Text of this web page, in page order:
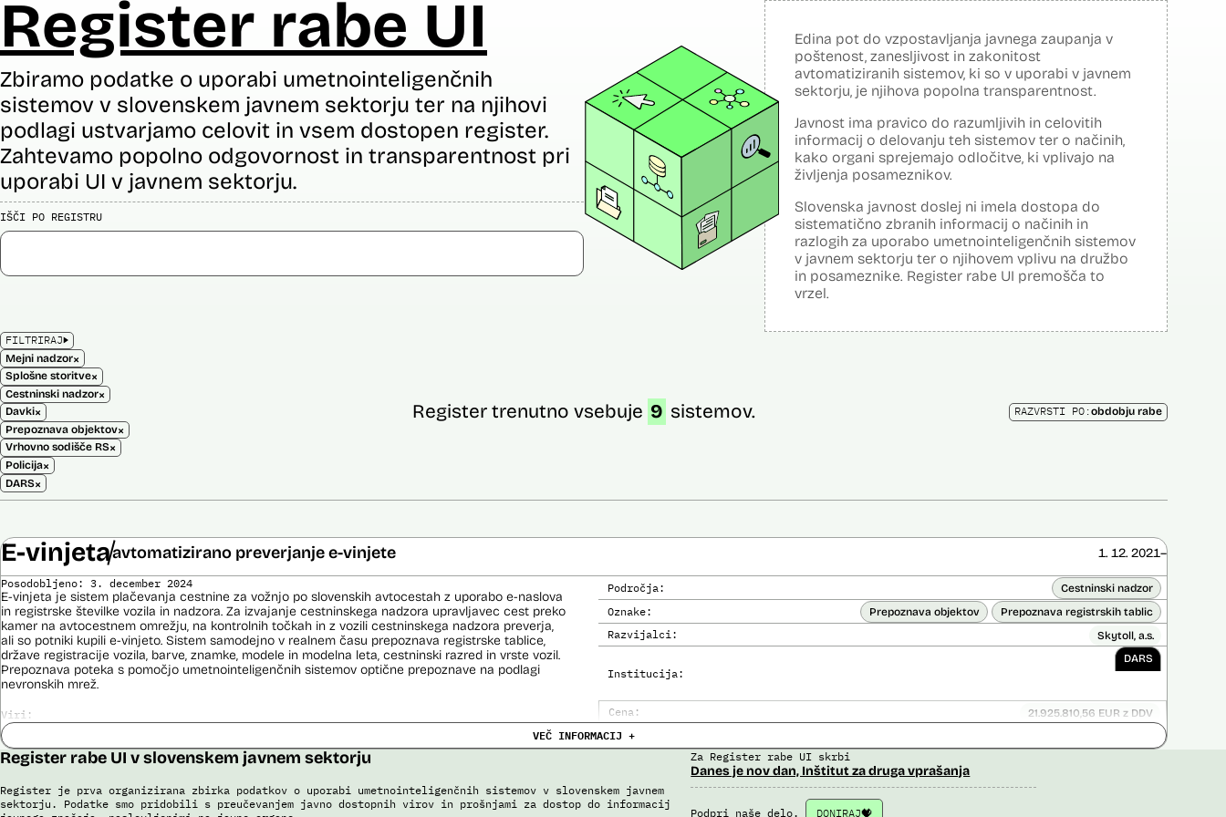
Register rabe UI
Zbiramo podatke o uporabi umetnointeligenčnih
sistemov v slovenskem javnem sektorju ter na njihovi
podlagi ustvarjamo celovit in vsem dostopen register.
Zahtevamo popolno odgovornost in transparentnost pri
uporabi UI v javnem sektorju.
IŠČI PO REGISTRU
Edina pot do vzpostavljanja javnega zaupanja v
poštenost, zanesljivost in zakonitost
avtomatiziranih sistemov, ki so v uporabi v javnem
sektorju, je njihova popolna transparentnost.
Javnost ima pravico do razumljivih in celovitih
informacij o delovanju teh sistemov ter o načinih,
kako organi sprejemajo odločitve, ki vplivajo na
življenja posameznikov.
Slovenska javnost doslej ni imela dostopa do
sistematično zbranih informacij o načinih in
razlogih za uporabo umetnointeligenčnih sistemov
v javnem sektorju ter o njihovem vplivu na družbo
in posameznike. Register rabe UI premošča to
vrzel.
FILTRIRAJ
Mejni nadzor×
Splošne storitve×
Cestninski nadzor×
Davki×
Prepoznava objektov×
Vrhovno sodišče RS×
Policija×
DARS×
Register trenutno vsebuje 9 sistemov. RAZVRSTI PO:obdobju rabe
E-vinjetaavtomatizirano preverjanje e-vinjete 1. 12. 2021–
Področja: Cestninski nadzor
Oznake: Prepoznava objektov Prepoznava registrskih tablic
Razvijalci: Skytoll, a.s.
Institucija:
DARS
Cena: 21.925.810,56 EUR z DDV
Analiza učinka na človekove pravice opravljena:
Analiza učinka na osebne podatke opravljena:
Posodobljeno: 3. december 2024
E-vinjeta je sistem plačevanja cestnine za vožnjo po slovenskih avtocestah z uporabo e-naslova
in registrske številke vozila in nadzora. Za izvajanje cestninskega nadzora upravljavec cest preko
kamer na avtocestnem omrežju, na kontrolnih točkah in z vozili cestninskega nadzora preverja,
ali so potniki kupili e-vinjeto. Sistem samodejno v realnem času prepoznava registrske tablice,
države registracije vozila, barve, znamke, modele in modelna leta, cestninski razred in vrste vozil.
Prepoznava poteka s pomočjo umetnointeligenčnih sistemov optične prepoznave na podlagi
nevronskih mrež.
Viri:
Odgovor na zahtevek za informacije javnega značaja
Pogodba za izdelavo sistema E-vinjeta
Ocena učinka na osebne podatke
Potek procesa nadzora E-vinjet
VEČ INFORMACIJ +
Register rabe UI v slovenskem javnem sektorju
Register je prva organizirana zbirka podatkov o uporabi umetnointeligenčnih sistemov v slovenskem javnem
sektorju. Podatke smo pridobili s preučevanjem javno dostopnih virov in prošnjami za dostop do informacij
Za Register rabe UI skrbi
Danes je nov dan, Inštitut za druga vprašanja
Podpri naše delo. DONIRAJ